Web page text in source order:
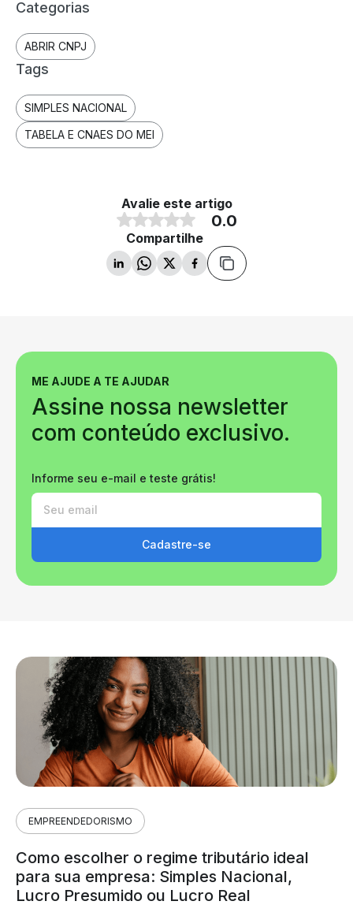
Categorias
ABRIR CNPJ
Tags
SIMPLES NACIONAL
TABELA E CNAES DO MEI
Avalie este artigo
0.0
Compartilhe
ME AJUDE A TE AJUDAR
Assine nossa newsletter
com conteúdo exclusivo.
Informe seu e-mail e teste grátis!
Cadastre-se
EMPREENDEDORISMO
Como escolher o regime tributário ideal
para sua empresa: Simples Nacional,
Lucro Presumido ou Lucro Real